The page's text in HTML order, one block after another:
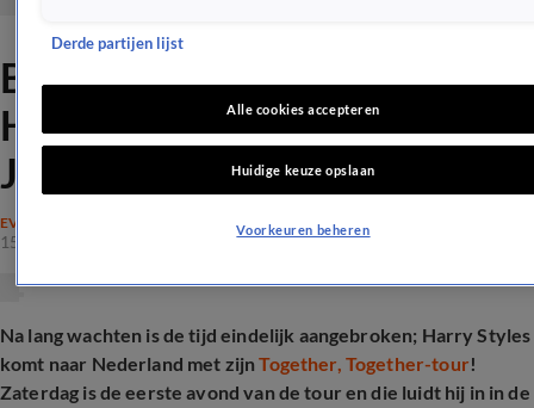
Bijzonder kunstwerk van
Harry Styles onthuld bij
Johan Cruijff Arena
EVENEMENTEN
15 mei 2026, 15:37
Na lang wachten is de tijd eindelijk aangebroken; Harry Styles
komt naar Nederland met zijnTogether, Together-tour!
Zaterdag is de eerste avond van de tour en die luidt hij in in de
Derde partijen lijst
Alle cookies accepteren
Huidige keuze opslaan
Voorkeuren beheren